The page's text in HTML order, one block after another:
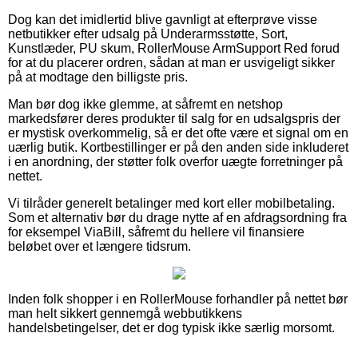
Dog kan det imidlertid blive gavnligt at efterprøve visse
netbutikker efter udsalg på Underarmsstøtte, Sort,
Kunstlæder, PU skum, RollerMouse ArmSupport Red forud
for at du placerer ordren, sådan at man er usvigeligt sikker
på at modtage den billigste pris.
Man bør dog ikke glemme, at såfremt en netshop
markedsfører deres produkter til salg for en udsalgspris der
er mystisk overkommelig, så er det ofte være et signal om en
uærlig butik. Kortbestillinger er på den anden side inkluderet
i en anordning, der støtter folk overfor uægte forretninger på
nettet.
Vi tilråder generelt betalinger med kort eller mobilbetaling.
Som et alternativ bør du drage nytte af en afdragsordning fra
for eksempel ViaBill, såfremt du hellere vil finansiere
beløbet over et længere tidsrum.
Inden folk shopper i en RollerMouse forhandler på nettet bør
man helt sikkert gennemgå webbutikkens
handelsbetingelser, det er dog typisk ikke særlig morsomt.